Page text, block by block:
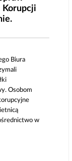
Korupcji
Biura
Osobom
w